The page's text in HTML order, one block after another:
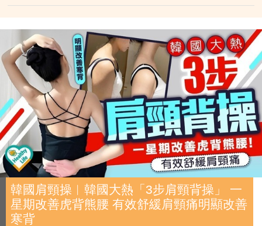
韓國肩頸操︱韓國大熱「3步肩頸背操」 一
星期改善虎背熊腰 有效舒緩肩頸痛明顯改善
寒背